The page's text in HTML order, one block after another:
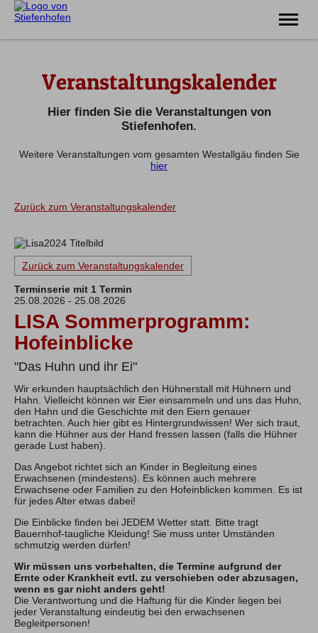
Familie
Unterkünfte
Prospekte
Veranstaltungskalender
Hier finden Sie die Veranstaltungen von
Stiefenhofen.
Weitere Veranstaltungen vom gesamten Westallgäu finden Sie
hier
Zurück zum Veranstaltungskalender
Zurück zum Veranstaltungskalender
Terminserie mit 1 Termin
25.08.2026 - 25.08.2026
LISA Sommerprogramm:
Hofeinblicke
"Das Huhn und ihr Ei"
Wir erkunden hauptsächlich den Hühnerstall mit Hühnern und
Hahn. Vielleicht können wir Eier einsammeln und uns das Huhn,
den Hahn und die Geschichte mit den Eiern genauer
betrachten. Auch hier gibt es Hintergrundwissen! Wer sich traut,
kann die Hühner aus der Hand fressen lassen (falls die Hühner
gerade Lust haben).
Das Angebot richtet sich an Kinder in Begleitung eines
Erwachsenen (mindestens). Es können auch mehrere
Erwachsene oder Familien zu den Hofeinblicken kommen. Es ist
für jedes Alter etwas dabei!
Die Einblicke finden bei JEDEM Wetter statt. Bitte tragt
Bauernhof-taugliche Kleidung! Sie muss unter Umständen
schmutzig werden dürfen!
Wir müssen uns vorbehalten, die Termine aufgrund der
Ernte oder Krankheit evtl. zu verschieben oder abzusagen,
wenn es gar nicht anders geht!
Die Verantwortung und die Haftung für die Kinder liegen bei
jeder Veranstaltung eindeutig bei den erwachsenen
Begleitpersonen!